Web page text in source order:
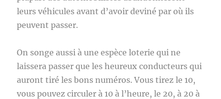
leurs véhicules avant d’avoir deviné par où ils
peuvent passer.
On songe aussi à une espèce loterie qui ne
laissera passer que les heureux conducteurs qui
auront tiré les bons numéros. Vous tirez le 10,
vous pouvez circuler à 10 à l’heure, le 20, à 20 à